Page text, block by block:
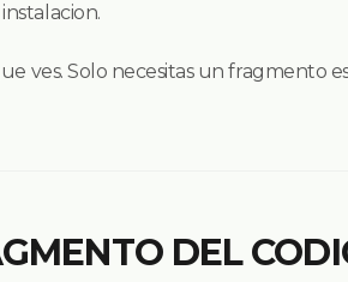
ves. Solo necesitas un fragmento
DEL